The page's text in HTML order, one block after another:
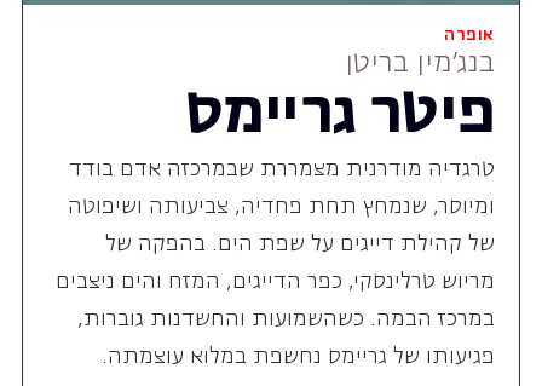
אופרה
בנג'מין בריטן
פיטר גריימס
טרגדיה מודרנית מצמררת שבמרכזה אדם בודד
ומיוסר, שנמחץ תחת פחדיה, צביעותה ושיפוטה
של קהילת דייגים על שפת הים. בהפקה של
מריוש טרלינסקי, כפר הדייגים, המזח והים ניצבים
במרכז הבמה. כשהשמועות והחשדנות גוברות,
פגיעותו של גריימס נחשפת במלוא עוצמתה.